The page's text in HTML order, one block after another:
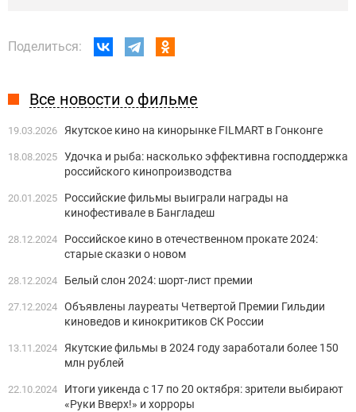
Поделиться:
Все новости о фильме
19.03.2026 Якутское кино на кинорынке FILMART в Гонконге
18.08.2025 Удочка и рыба: насколько эффективна господдержка
российского кинопроизводства
20.01.2025
Российские фильмы выиграли награды на
кинофестивале в Бангладеш
28.12.2024
Российское кино в отечественном прокате 2024:
старые сказки о новом
28.12.2024 Белый слон 2024: шорт-лист премии
27.12.2024 Объявлены лауреаты Четвертой Премии Гильдии
киноведов и кинокритиков СК России
13.11.2024
Якутские фильмы в 2024 году заработали более 150
млн рублей
22.10.2024
Итоги уикенда с 17 по 20 октября: зрители выбирают
«Руки Вверх!» и хорроры